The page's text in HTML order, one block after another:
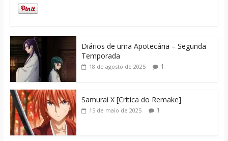
Diários de uma Apotecária – Segunda
Temporada
18 de agosto de 2025 1
Samurai X [Crítica do Remake]
15 de maio de 2025 1